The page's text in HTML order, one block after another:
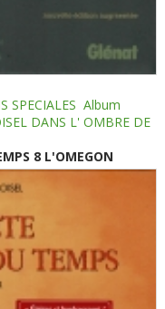
SPECIALES Album
DANS L' OMBRE DE
8 L'OMEGON